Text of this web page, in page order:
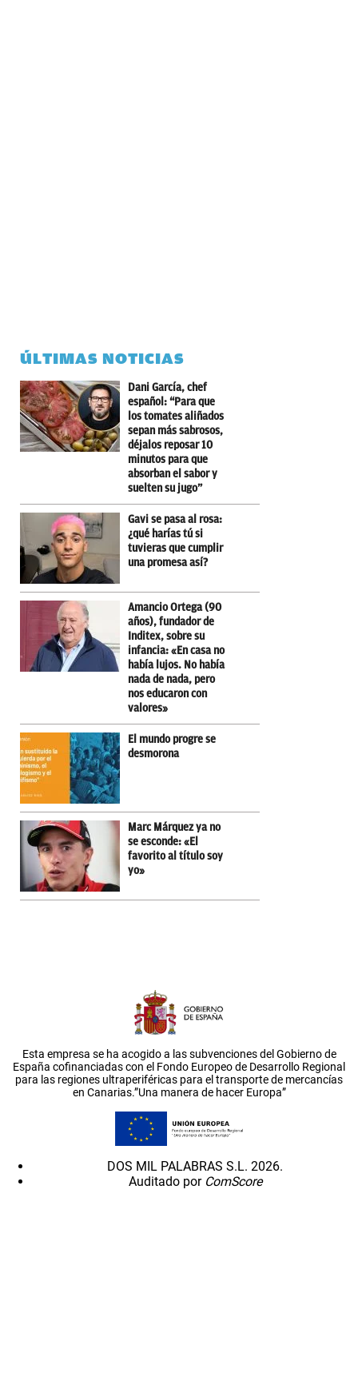
ÚLTIMAS NOTICIAS
Dani García, chef
español: “Para que
los tomates aliñados
sepan más sabrosos,
déjalos reposar 10
minutos para que
absorban el sabor y
suelten su jugo”
Gavi se pasa al rosa:
¿qué harías tú si
tuvieras que cumplir
una promesa así?
Amancio Ortega (90
años), fundador de
Inditex, sobre su
infancia: «En casa no
había lujos. No había
nada de nada, pero
nos educaron con
valores»
El mundo progre se
desmorona
Marc Márquez ya no
se esconde: «El
favorito al título soy
yo»
Esta empresa se ha acogido a las subvenciones del Gobierno de
España cofinanciadas con el Fondo Europeo de Desarrollo Regional
para las regiones ultraperiféricas para el transporte de mercancías
en Canarias.”Una manera de hacer Europa”
DOS MIL PALABRAS S.L. 2026.
Auditado por ComScore